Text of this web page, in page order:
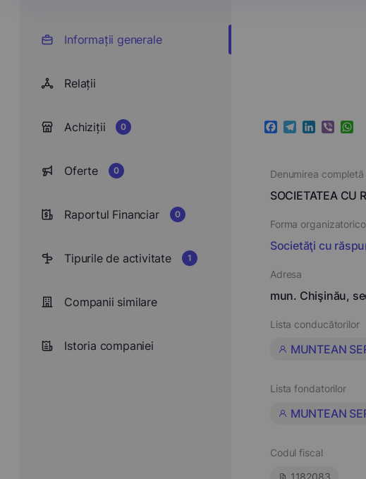
Informații generale
Relații
Achiziții 0
Oferte 0
Raportul Financiar 0
Tipurile de activitate 1
Companii similare
Istoria companiei
Facebook
Telegram
LinkedIn
Viber
Denumirea completă
SOCIETATEA CU
Forma
Societăţi cu
Adresa
mun. Chişinău,
Lista conducătorilor
MUNTEAN
Lista fondatorilor
MUNTEAN
Codul fiscal
1182083